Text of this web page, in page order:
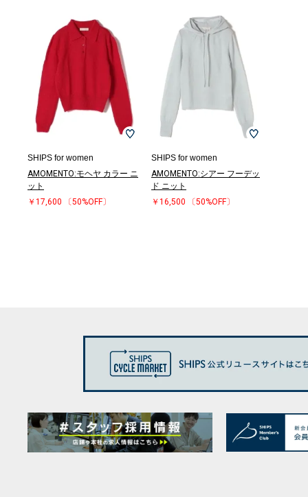
SHIPS for women
AMOMENTO:モヘヤ カラー ニ
ット
￥17,600
〔50%OFF〕
SHIPS for women
AMOMENTO:シアー フーデッ
ド ニット
￥16,500
〔50%OFF〕